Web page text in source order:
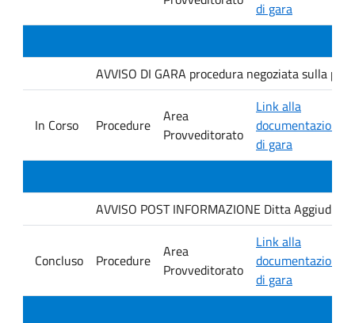
di gara
AVVISO DI GARA procedura negoziata sulla
In Corso Procedure
Area
Provveditorato
Link alla
documentazione
di gara
AVVISO POST INFORMAZIONE Ditta
Concluso Procedure
Area
Provveditorato
Link alla
documentazione
di gara